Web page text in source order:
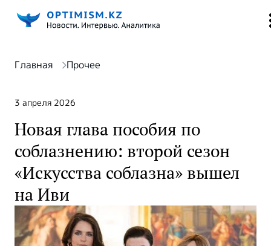
Главная Прочее
3 апреля 2026
Новая глава пособия по
соблазнению: второй сезон
«Искусства соблазна» вышел
на Иви